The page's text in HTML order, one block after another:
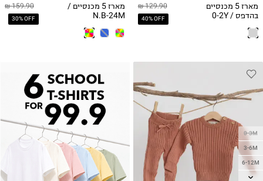
129.90 ₪
40% OFF
מארז 5 מכנסיים
בהדפס / 0-2Y
159.90 ₪
30% OFF
מארז 5 מכנסיים /
N.B-24M
0-3M
3-6M
6-12M
12-18M